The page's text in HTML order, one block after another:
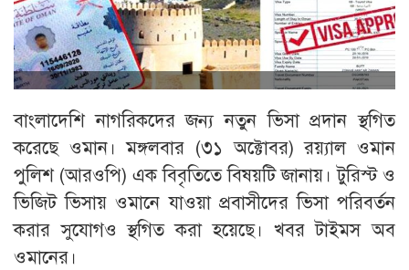
বাংলাদেশি নাগরিকদের জন্য নতুন ভিসা প্রদান স্থগিত
করেছে ওমান। মঙ্গলবার (৩১ অক্টোবর) রয়্যাল ওমান
পুলিশ (আরওপি) এক বিবৃতিতে বিষয়টি জানায়। টুরিস্ট ও
ভিজিট ভিসায় ওমানে যাওয়া প্রবাসীদের ভিসা পরিবর্তন
করার সুযোগও স্থগিত করা হয়েছে। খবর টাইমস অব
ওমানের।